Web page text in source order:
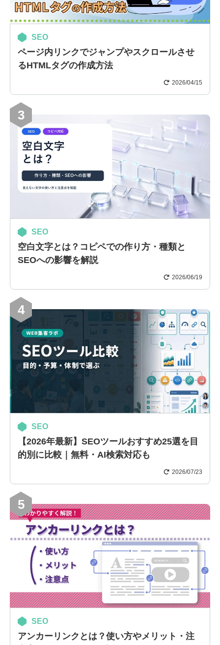
SEO
ページ内リンクでジャンプやスクロールさせ
るHTMLタグの作成方法
2026/04/15
3
SEO
空白文字とは？コピペでの作り方・種類と
SEOへの影響を解説
2026/06/19
4
SEO
【2026年最新】SEOツールおすすめ25選を目
的別に比較｜無料・AI検索対応も
2026/07/23
5
SEO
アンカーリンクとは？使い方やメリット・注